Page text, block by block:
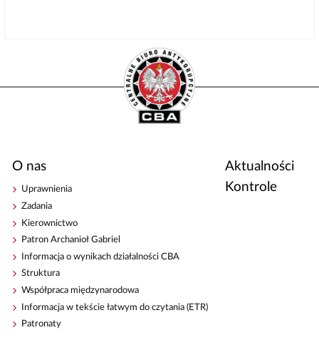
O nas
Uprawnienia
Zadania
Kierownictwo
Patron Archanioł Gabriel
Informacja o wynikach działalności CBA
Struktura
Współpraca międzynarodowa
Informacja w tekście łatwym do czytania (ETR)
Patronaty
Aktualności
Kontrole